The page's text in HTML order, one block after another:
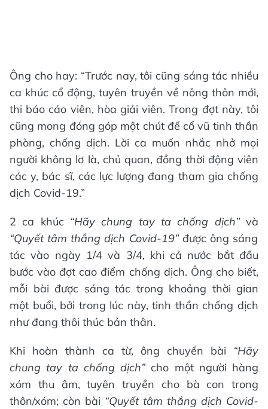
Ông cho hay: “Trước nay, tôi cũng sáng tác nhiều
ca khúc cổ động, tuyên truyền về nông thôn mới,
thi báo cáo viên, hòa giải viên. Trong đợt này, tôi
cũng mong đóng góp một chút để cổ vũ tinh thần
phòng, chống dịch. Lời ca muốn nhắc nhở mọi
người không lơ là, chủ quan, đồng thời động viên
các y, bác sĩ, các lực lượng đang tham gia chống
dịch Covid-19.”
2 ca khúc “Hãy chung tay ta chống dịch” và
“Quyết tâm thắng dịch Covid-19”được ông sáng
tác vào ngày 1/4 và 3/4, khi cả nước bắt đầu
bước vào đợt cao điểm chống dịch. Ông cho biết,
mỗi bài được sáng tác trong khoảng thời gian
một buổi, bởi trong lúc này, tinh thần chống dịch
như đang thôi thúc bản thân.
Khi hoàn thành ca từ, ông chuyển bài “Hãy
chung tay ta chống dịch”cho một người hàng
xóm thu âm, tuyên truyền cho bà con trong
thôn/xóm; còn bài “Quyết tâm thắng dịch Covid-